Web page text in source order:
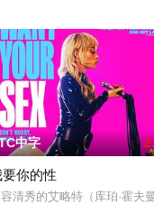
Novohradsk
中字
要你的性
清秀的艾略特（库珀·霍夫